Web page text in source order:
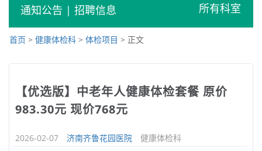
所有科室
通知公告 | 招聘信息
首页 > 健康体检科 > 体检项目 > 正文
【优选版】中老年人健康体检套餐 原价
983.30元 现价768元
2026-02-07 济南齐鲁花园医院 健康体检科